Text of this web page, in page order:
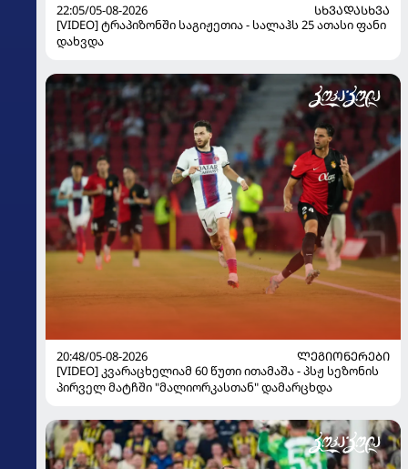
22:05/05-08-2026
ᲡᲮᲕᲐᲓᲐᲡᲮᲕᲐ
[VIDEO] ტრაპიზონში საგიჟეთია - სალაჰს 25 ათასი ფანი
დახვდა
20:48/05-08-2026
ᲚᲔᲒᲘᲝᲜᲔᲠᲔᲑᲘ
[VIDEO] კვარაცხელიამ 60 წუთი ითამაშა - პსჟ სეზონის
პირველ მატჩში "მალიორკასთან" დამარცხდა